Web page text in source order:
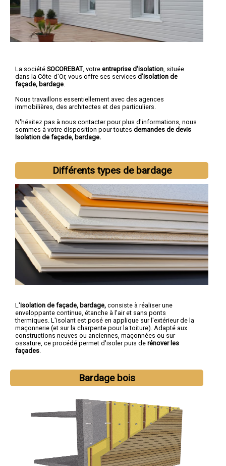
La société SOCOREBAT, votre entreprise d'isolation , située
dans la Côte-d'Or, vous offre ses services d'isolation de
façade, bardage
Nous travaillons essentiellement avec des agences
immobilières, des architectes et des particuliers.
N'hésitez pas à nous contacter pour plus d'informations, nous
sommes à votre disposition pour toutes demandes de devis
Isolation de façade, bardage.
Différents types de bardage
L'isolation de façade, bardage, consiste à réaliser une
enveloppante continue, étanche à l'air et sans ponts
thermiques. L'isolant est posé en applique sur l'extérieur de la
maçonnerie (et sur la charpente pour la toiture). Adapté aux
constructions neuves ou anciennes, maçonnées ou sur
ossature, ce procédé permet d'isoler puis de rénover les
façades.
Bardage bois